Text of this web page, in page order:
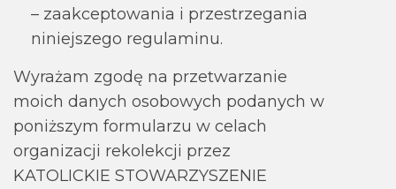
– zaakceptowania i przestrzegania
niniejszego regulaminu.
Wyrażam zgodę na przetwarzanie
moich danych osobowych podanych w
poniższym formularzu w celach
organizacji rekolekcji przez
KATOLICKIE STOWARZYSZENIE